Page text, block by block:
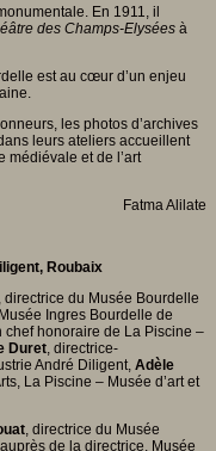
En 1911, il
des Champs-Elysées à
est au cœur d’un enjeu
les photos d’archives
leurs ateliers accueillent
médiévale et de l’art
Fatma Alilate
Roubaix
, directrice du Musée Bourdelle
Ingres Bourdelle de
chef honoraire de La Piscine –
Duret, directrice-
André Diligent, Adèle
La Piscine – Musée d’art et
, directrice du Musée
de la directrice, Musée